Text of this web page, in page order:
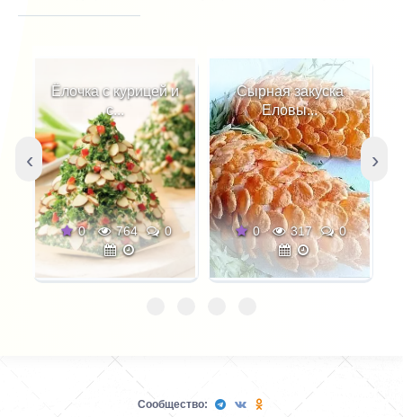
Ёлочка с курицей и
с...
0 764 0
Сырная закуска
Еловы...
0 317 0
‹ ›
Сообщество: